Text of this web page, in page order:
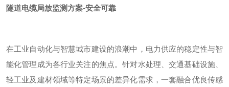
隧道电缆局放监测方案-安全可靠
在工业自动化与智慧城市建设的浪潮中，电力供应的稳定性与智
能化管理成为各行业关注的焦点。针对水处理、交通基础设施、
轻工业及建材领域等特定场景的差异化需求，一套融合优良传感